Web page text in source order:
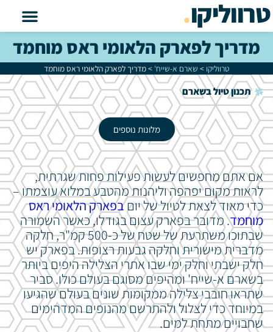
טרווליקו.
מדריך לפארק הלאומי ראס מוחמד
טרווליקו > שארם א-שייח' >מדריך לפארק הלאומי ראס מוחמד
תכנון טיול בשארם
מלונות נוספים
אם אתם מחפשים לעשות פעילות פחות שגרתית,
לראות מקום יפהפה וליהנות מהטבע במלוא עוצמתו –
כדי מאוד לצאת לטיול של יוםבפארק הלאומי ראס
מוחמד. מדובר בפארק עצום בגודלו, כאשר השמורה
שבתוכו משתרעת של שטח של כ-500 קמ"ר, חלקה
מדברית מישורית וחלקה גבעות רצופות. בפארק יש
חלק ישבתי וחלק ימי שבו אתרי הצלילה היפים ביותר
בשארם א-שייח' ומהיפים מסוגם בעולם כולו. סביר
שתראו חובבי צלילה ממקומות שונים בעולם שהגיעו
במיוחד כדי לצלול ולהתרשם מהנופים המדהימים
שחבויים מתחת למים.